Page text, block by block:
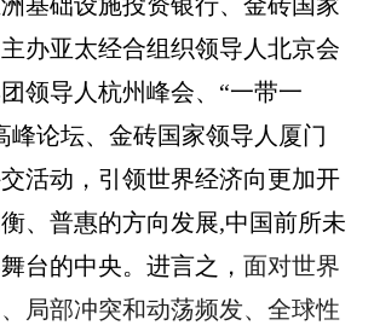
办亚太经合组织领导人北京会
领导人杭州峰会、“一带一
峰论坛、金砖国家领导人厦门
活动，引领世界经济向更加开
、普惠的方向发展,中国前所未
台的中央。进言之， 面对世界
局部冲突和动荡频发、全球性